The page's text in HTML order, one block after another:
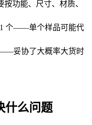
功能、尺寸、材质、
1 个——单个样品可能代
妥协了大概率大货时
什么问题